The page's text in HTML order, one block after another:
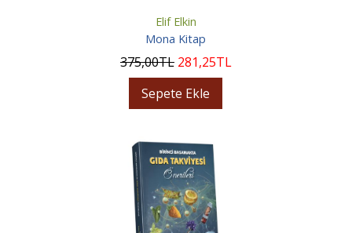
Elif Elkin
Mona Kitap
375,00TL 281,25TL
Sepete Ekle